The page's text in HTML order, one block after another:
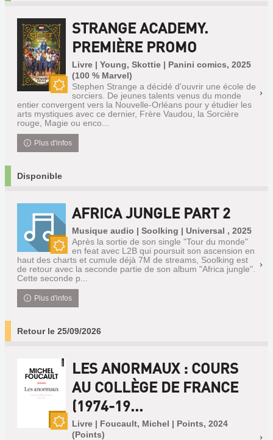
STRANGE ACADEMY.
PREMIÈRE PROMO
Livre | Young, Skottie | Panini comics, 2025
(100 % Marvel)
Stephen Strange a décidé d'ouvrir une école de
sorciers. De jeunes talents venus du monde
entier convergent vers la Nouvelle-Orléans pour y étudier les
arts mystiques avec ce dernier, Frère Vaudou, la Sorcière
rouge, Magie ou enco...
Plus d'infos
Disponible
Nouveauté
AFRICA JUNGLE PART 2
Musique audio | Soolking | Universal , 2025
Après la sortie de son single "Tour du monde"
en feat avec L2B qui poursuit son ascension en
haut des charts et cumule déjà 7M de streams, Soolking est
de retour avec la seconde partie de son album "Africa jungle".
Cette seconde p...
Plus d'infos
Retour le 25/09/2026
LES ANORMAUX : COURS
AU COLLÈGE DE FRANCE
(1974-19...
Livre | Foucault, Michel | Points, 2024
(Points)